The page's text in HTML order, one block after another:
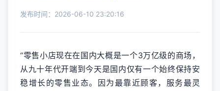
发布时间：2026-06-10 23:20:16
“零售小店现在在国内大概是一个3万亿级的商场，
从九十年代开端到今天是国内仅有一个始终保持安
稳增长的零售业态。因为最靠近顾客，服务最灵